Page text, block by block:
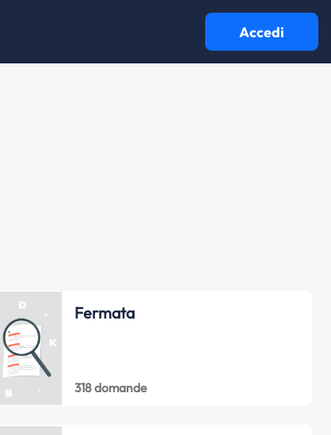
Accedi
Fermata
318 domande